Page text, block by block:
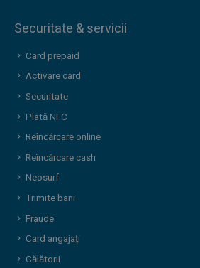
Securitate & servicii
Card prepaid
Activare card
Securitate
Plată NFC
Reîncărcare online
Reîncărcare cash
Neosurf
Trimite bani
Fraude
Card angajați
Călătorii